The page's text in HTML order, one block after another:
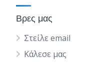
Βρες μας
Στείλε email
Κάλεσε μας